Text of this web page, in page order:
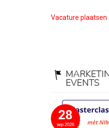
Vacature plaatsen
EVENTS
28
sep 2026